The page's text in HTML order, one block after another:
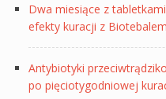
Dwa miesiące z
efekty kuracji z Biotebalem
Antybiotyki
po pięciotygodniowej